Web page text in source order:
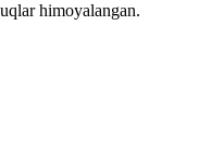
himoyalangan.